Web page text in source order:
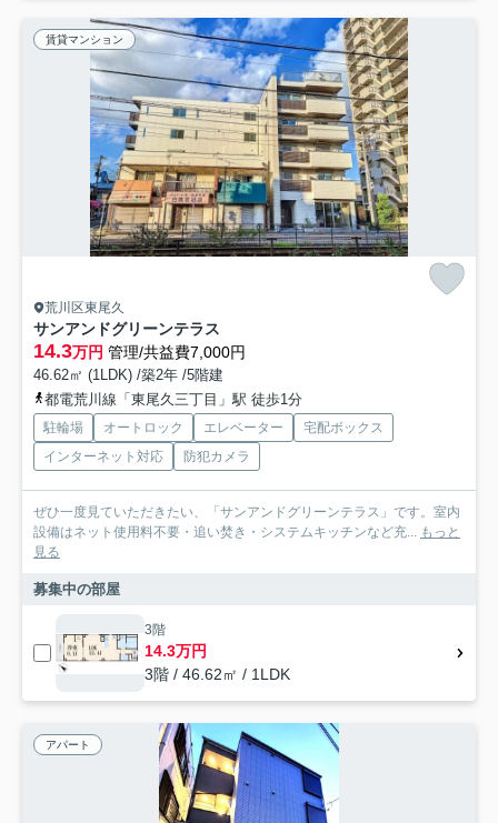
賃貸マンション
荒川区東尾久
サンアンドグリーンテラス
14.3万円 管理/共益費7,000円
46.62㎡ (1LDK) /築2年 /5階建
都電荒川線「東尾久三丁目」駅 徒歩1分
駐輪場 オートロック エレベーター
宅配ボックス
インターネット対応
防犯カメラ
ぜひ一度見ていただきたい、「サンアンドグリーンテラス」です。室内
設備はネット使用料不要・追い焚き・システムキッチンなど充... もっと
見る
募集中の部屋
3階
14.3万円
3階 / 46.62㎡ / 1LDK
アパート